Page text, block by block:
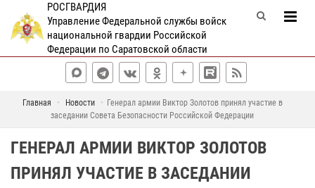
РОСГВАРДИЯ
Управление Федеральной службы войск
национальной гвардии Российской
Федерации по Саратовской области
Главная Новости
Генерал армии Виктор Золотов принял участие в
заседании Совета Безопасности Российской Федерации
ГЕНЕРАЛ АРМИИ ВИКТОР ЗОЛОТОВ
ПРИНЯЛ УЧАСТИЕ В ЗАСЕДАНИИ